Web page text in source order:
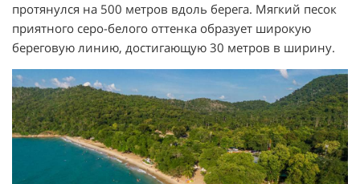
протянулся на 500 метров вдоль берега. Мягкий песок
приятного серо-белого оттенка образует широкую
береговую линию, достигающую 30 метров в ширину.